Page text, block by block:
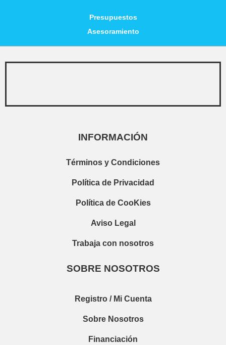
Presupuestos
Asesoramiento
INFORMACIÓN
Términos y Condiciones
Política de Privacidad
Política de CooKies
Aviso Legal
Trabaja con nosotros
SOBRE NOSOTROS
Registro / Mi Cuenta
Sobre Nosotros
Financiación